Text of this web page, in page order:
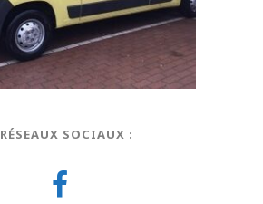
RÉSEAUX SOCIAUX :